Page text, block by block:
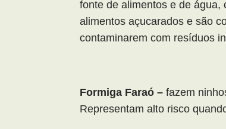
fonte de alimentos e de água,
alimentos açucarados e são
contaminarem com resíduos
Formiga Faraó – fazem
Representam alto risco